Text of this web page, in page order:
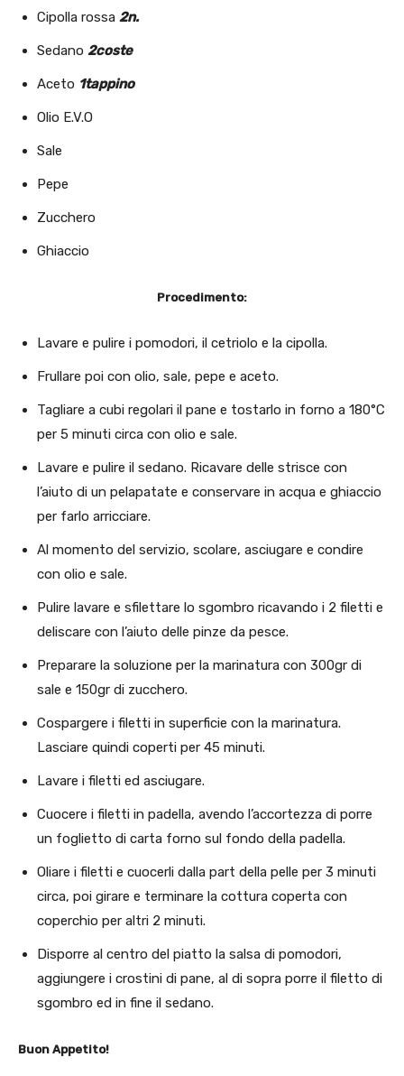
Cipolla rossa 2n.
Sedano 2coste
Aceto 1tappino
Olio E.V.O
Sale
Pepe
Zucchero
Ghiaccio
Procedimento:
Lavare e pulire i pomodori, il cetriolo e la cipolla.
Frullare poi con olio, sale, pepe e aceto.
Tagliare a cubi regolari il pane e tostarlo in forno a 180°C
per 5 minuti circa con olio e sale.
Lavare e pulire il sedano. Ricavare delle strisce con
l’aiuto di un pelapatate e conservare in acqua e ghiaccio
per farlo arricciare.
Al momento del servizio, scolare, asciugare e condire
con olio e sale.
Pulire lavare e sfilettare lo sgombro ricavando i 2 filetti e
deliscare con l’aiuto delle pinze da pesce.
Preparare la soluzione per la marinatura con 300gr di
sale e 150gr di zucchero.
Cospargere i filetti in superficie con la marinatura.
Lasciare quindi coperti per 45 minuti.
Lavare i filetti ed asciugare.
Cuocere i filetti in padella, avendo l’accortezza di porre
un foglietto di carta forno sul fondo della padella.
Oliare i filetti e cuocerli dalla part della pelle per 3 minuti
circa, poi girare e terminare la cottura coperta con
coperchio per altri 2 minuti.
Disporre al centro del piatto la salsa di pomodori,
aggiungere i crostini di pane, al di sopra porre il filetto di
sgombro ed in fine il sedano.
Buon Appetito!